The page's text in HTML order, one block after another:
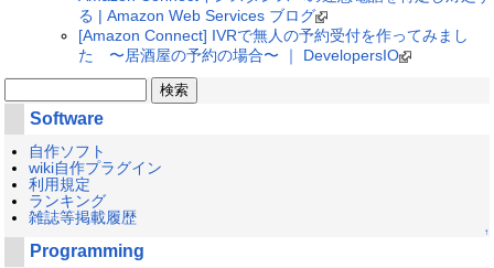
る | Amazon Web Services ブログ
[Amazon Connect] IVRで無人の予約受付を作ってみまし
た 〜居酒屋の予約の場合〜 ｜ DevelopersIO
Software
自作ソフト
wiki自作プラグイン
利用規定
ランキング
雑誌等掲載履歴
↑
Programming